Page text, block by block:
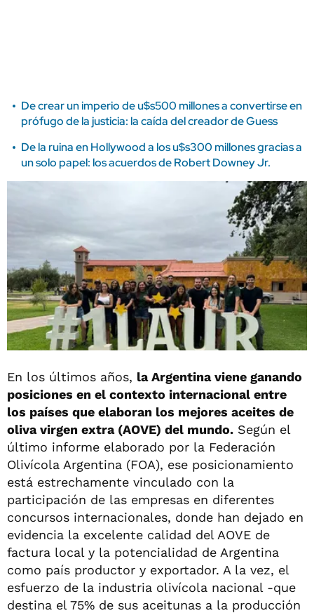
De crear un imperio de u$s500 millones a convertirse en
prófugo de la justicia: la caída del creador de Guess
De la ruina en Hollywood a los u$s300 millones gracias a
un solo papel: los acuerdos de Robert Downey Jr.
En los últimos años, la Argentina viene ganando
posiciones en el contexto internacional entre
los países que elaboran los mejores aceites de
oliva virgen extra (AOVE) del mundo. Según el
último informe elaborado por la Federación
Olivícola Argentina (FOA), ese posicionamiento
está estrechamente vinculado con la
participación de las empresas en diferentes
concursos internacionales, donde han dejado en
evidencia la excelente calidad del AOVE de
factura local y la potencialidad de Argentina
como país productor y exportador. A la vez, el
esfuerzo de la industria olivícola nacional -que
destina el 75% de sus aceitunas a la producción